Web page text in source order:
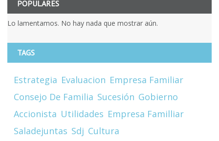
POPULARES
Lo lamentamos. No hay nada que mostrar aún.
TAGS
Estrategia Evaluacion Empresa Familiar
Consejo De Familia Sucesión Gobierno
Accionista Utilidades Empresa Familliar
Saladejuntas Sdj Cultura